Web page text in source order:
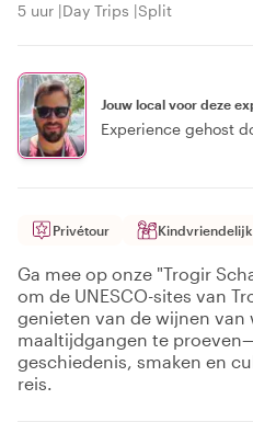
5 uur Day Trips Split
Jouw local voor deze
Experience gehost
Privétour Kindvriendelijk
Ga mee op onze "Trogir
om de UNESCO-sites van
genieten van de wijnen van
maaltijdgangen te
geschiedenis, smaken en
reis.